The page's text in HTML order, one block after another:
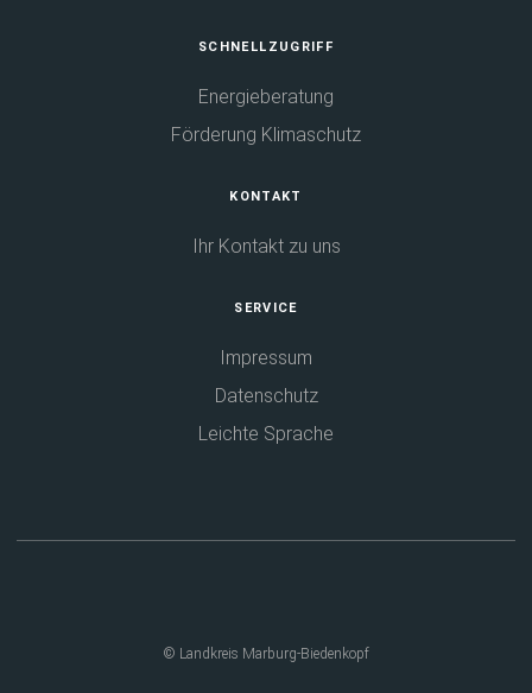
SCHNELLZUGRIFF
Energieberatung
Förderung Klimaschutz
KONTAKT
Ihr Kontakt zu uns
SERVICE
Impressum
Datenschutz
Leichte Sprache
© Landkreis Marburg-Biedenkopf